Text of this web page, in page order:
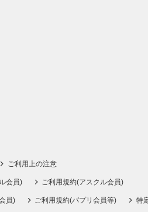
ご利用上の注意
会員) ご利用規約(アスクル会員)
員) ご利用規約(パプリ会員等) 特